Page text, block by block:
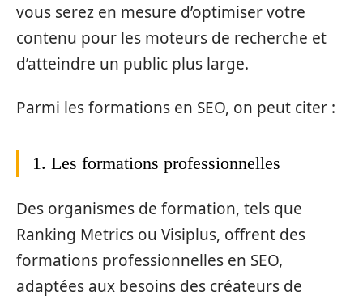
vous serez en mesure d’optimiser votre
contenu pour les moteurs de recherche et
d’atteindre un public plus large.
Parmi les formations en SEO, on peut citer :
1. Les formations professionnelles
Des organismes de formation, tels que
Ranking Metrics ou Visiplus, offrent des
formations professionnelles en SEO,
adaptées aux besoins des créateurs de